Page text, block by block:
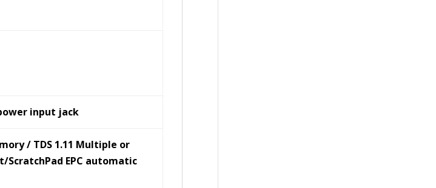
input jack
/ TDS 1.11 Multiple or
EPC automatic